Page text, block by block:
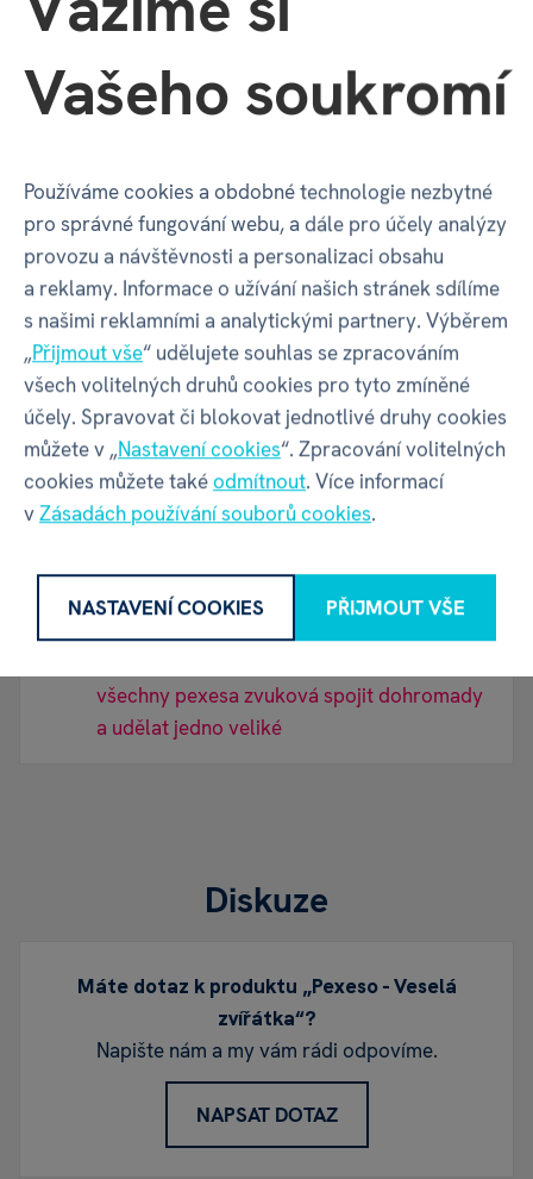
Neověřená recenze
Naprosto úžasný hrajeme celá rodina, dokonce se
nasmějeme u těch zvuků.
Alžběta
02. 12. 2021
Neověřená recenze
Doporučujeme
Pexeso se zvířátky se dá využít na mnoho
děti a v neposlední řadě zabavilo i nás
dospělé
všechny pexesa zvuková spojit dohromady
a udělat jedno veliké
Diskuze
Máte dotaz k produktu „Pexeso - Veselá
zvířátka“?
Napište nám a my vám rádi odpovíme.
NAPSAT DOTAZ
Vašeho soukromí
Používáme cookies a obdobné technologie nezbytné
pro správné fungování webu, a dále pro účely analýzy
provozu a návštěvnosti a personalizaci obsahu
a reklamy. Informace o užívání našich stránek sdílíme
s našimi reklamními a analytickými partnery. Výběrem
„Přijmout vše“ udělujete souhlas se zpracováním
všech volitelných druhů cookies pro tyto zmíněné
účely. Spravovat či blokovat jednotlivé druhy cookies
můžete v „Nastavení cookies“. Zpracování volitelných
cookies můžete takéodmítnout. Více informací
vZásadách používání souborů cookies.
NASTAVENÍ COOKIES PŘIJMOUT VŠE